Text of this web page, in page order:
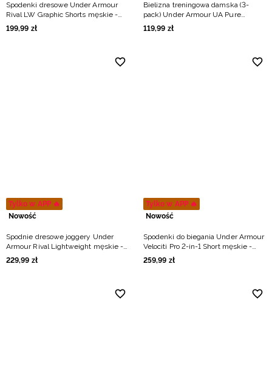
Spodenki dresowe Under Armour
Rival LW Graphic Shorts męskie -
granatowe
199,99 zł
Bielizna treningowa damska (3-
pack) Under Armour UA Pure
Stretch NS Thong - multikolor
119,99 zł
Tylko w APP 🔥
Nowość
Spodnie dresowe joggery Under
Armour Rival Lightweight męskie -
granatowe
229,99 zł
Tylko w APP 🔥
Nowość
Spodenki do biegania Under Armour
Velociti Pro 2-in-1 Short męskie -
czarne
259,99 zł
Ukraiński / UAH